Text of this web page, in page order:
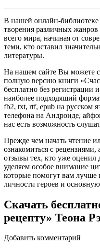
В нашей онлайн-
творения различных
всего мира, начиная от
теми, кто оставил
литературы.
На нашем сайте Вы можете
полную версию книги
бесплатно без регистрации
наиболее подходящий
fb2, txt, rtf, epub на русском
телефона на Андроиде,
нас есть возможность
Прежде чем начать чтение
ознакомиться с
отзывы тех, кто уже
уделяем особое внимание
которые помогут вам лучше
личности героев и
Скачать
рецепту» Теона
Добавить комментарий